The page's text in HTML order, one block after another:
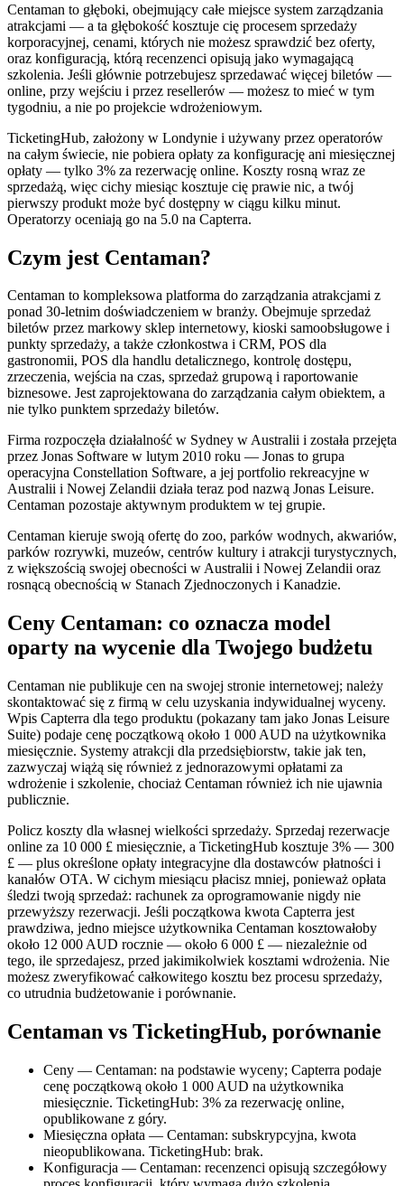
Centaman to głęboki, obejmujący całe miejsce system zarządzania
atrakcjami — a ta głębokość kosztuje cię procesem sprzedaży
korporacyjnej, cenami, których nie możesz sprawdzić bez oferty,
oraz konfiguracją, którą recenzenci opisują jako wymagającą
szkolenia. Jeśli głównie potrzebujesz sprzedawać więcej biletów —
online, przy wejściu i przez resellerów — możesz to mieć w tym
tygodniu, a nie po projekcie wdrożeniowym.
TicketingHub, założony w Londynie i używany przez operatorów
na całym świecie, nie pobiera opłaty za konfigurację ani miesięcznej
opłaty — tylko 3% za rezerwację online. Koszty rosną wraz ze
sprzedażą, więc cichy miesiąc kosztuje cię prawie nic, a twój
pierwszy produkt może być dostępny w ciągu kilku minut.
Operatorzy oceniają go na 5.0 na Capterra.
Czym jest Centaman?
Centaman to kompleksowa platforma do zarządzania atrakcjami z
ponad 30-letnim doświadczeniem w branży. Obejmuje sprzedaż
biletów przez markowy sklep internetowy, kioski samoobsługowe i
punkty sprzedaży, a także członkostwa i CRM, POS dla
gastronomii, POS dla handlu detalicznego, kontrolę dostępu,
zrzeczenia, wejścia na czas, sprzedaż grupową i raportowanie
biznesowe. Jest zaprojektowana do zarządzania całym obiektem, a
nie tylko punktem sprzedaży biletów.
Firma rozpoczęła działalność w Sydney w Australii i została przejęta
przez Jonas Software w lutym 2010 roku — Jonas to grupa
operacyjna Constellation Software, a jej portfolio rekreacyjne w
Australii i Nowej Zelandii działa teraz pod nazwą Jonas Leisure.
Centaman pozostaje aktywnym produktem w tej grupie.
Centaman kieruje swoją ofertę do zoo, parków wodnych, akwariów,
parków rozrywki, muzeów, centrów kultury i atrakcji turystycznych,
z większością swojej obecności w Australii i Nowej Zelandii oraz
rosnącą obecnością w Stanach Zjednoczonych i Kanadzie.
Ceny Centaman: co oznacza model
oparty na wycenie dla Twojego budżetu
Centaman nie publikuje cen na swojej stronie internetowej; należy
skontaktować się z firmą w celu uzyskania indywidualnej wyceny.
Wpis Capterra dla tego produktu (pokazany tam jako Jonas Leisure
Suite) podaje cenę początkową około 1 000 AUD na użytkownika
miesięcznie. Systemy atrakcji dla przedsiębiorstw, takie jak ten,
zazwyczaj wiążą się również z jednorazowymi opłatami za
wdrożenie i szkolenie, chociaż Centaman również ich nie ujawnia
publicznie.
Policz koszty dla własnej wielkości sprzedaży. Sprzedaj rezerwacje
online za 10 000 £ miesięcznie, a TicketingHub kosztuje 3% — 300
£ — plus określone opłaty integracyjne dla dostawców płatności i
kanałów OTA. W cichym miesiącu płacisz mniej, ponieważ opłata
śledzi twoją sprzedaż: rachunek za oprogramowanie nigdy nie
przewyższy rezerwacji. Jeśli początkowa kwota Capterra jest
prawdziwa, jedno miejsce użytkownika Centaman kosztowałoby
około 12 000 AUD rocznie — około 6 000 £ — niezależnie od
tego, ile sprzedajesz, przed jakimikolwiek kosztami wdrożenia. Nie
możesz zweryfikować całkowitego kosztu bez procesu sprzedaży,
co utrudnia budżetowanie i porównanie.
Centaman vs TicketingHub, porównanie
Ceny — Centaman: na podstawie wyceny; Capterra podaje
cenę początkową około 1 000 AUD na użytkownika
miesięcznie. TicketingHub: 3% za rezerwację online,
opublikowane z góry.
Miesięczna opłata — Centaman: subskrypcyjna, kwota
nieopublikowana. TicketingHub: brak.
Konfiguracja — Centaman: recenzenci opisują szczegółowy